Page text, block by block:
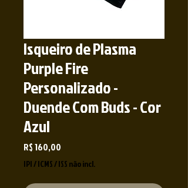
Isqueiro de Plasma
Purple Fire
Personalizado -
Duende Com Buds - Cor
Azul
R$ 160,00
IPI / ICMS / ISS não incl.